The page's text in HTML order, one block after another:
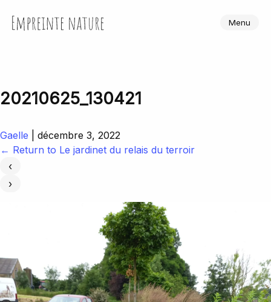
Empreinte Nature Menu
20210625_130421
Gaelle
décembre 3, 2022
← Return to Le jardinet du relais du terroir
‹
›